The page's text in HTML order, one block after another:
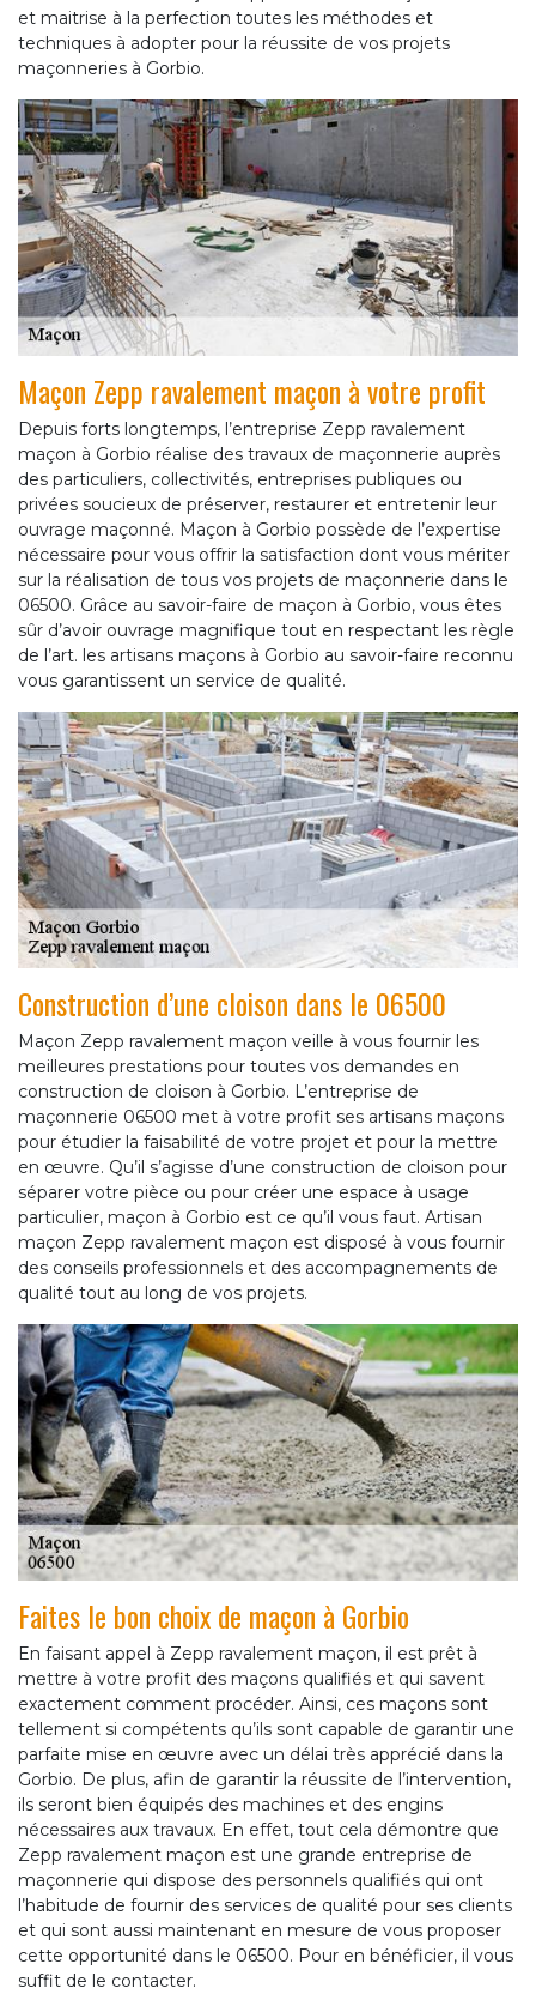
et maitrise à la perfection toutes les méthodes et
techniques à adopter pour la réussite de vos projets
maçonneries à Gorbio.
Maçon Zepp ravalement maçon à votre profit
Depuis forts longtemps, l’entreprise Zepp ravalement
maçon à Gorbio réalise des travaux de maçonnerie auprès
des particuliers, collectivités, entreprises publiques ou
privées soucieux de préserver, restaurer et entretenir leur
ouvrage maçonné. Maçon à Gorbio possède de l’expertise
nécessaire pour vous offrir la satisfaction dont vous mériter
sur la réalisation de tous vos projets de maçonnerie dans le
06500. Grâce au savoir-faire de maçon à Gorbio, vous êtes
sûr d’avoir ouvrage magnifique tout en respectant les règle
de l’art. les artisans maçons à Gorbio au savoir-faire reconnu
vous garantissent un service de qualité.
Construction d’une cloison dans le 06500
Maçon Zepp ravalement maçon veille à vous fournir les
meilleures prestations pour toutes vos demandes en
construction de cloison à Gorbio. L’entreprise de
maçonnerie 06500 met à votre profit ses artisans maçons
pour étudier la faisabilité de votre projet et pour la mettre
en œuvre. Qu’il s’agisse d’une construction de cloison pour
séparer votre pièce ou pour créer une espace à usage
particulier, maçon à Gorbio est ce qu’il vous faut. Artisan
maçon Zepp ravalement maçon est disposé à vous fournir
des conseils professionnels et des accompagnements de
qualité tout au long de vos projets.
Faites le bon choix de maçon à Gorbio
En faisant appel à Zepp ravalement maçon, il est prêt à
mettre à votre profit des maçons qualifiés et qui savent
exactement comment procéder. Ainsi, ces maçons sont
tellement si compétents qu’ils sont capable de garantir une
parfaite mise en œuvre avec un délai très apprécié dans la
Gorbio. De plus, afin de garantir la réussite de l’intervention,
ils seront bien équipés des machines et des engins
nécessaires aux travaux. En effet, tout cela démontre que
Zepp ravalement maçon est une grande entreprise de
maçonnerie qui dispose des personnels qualifiés qui ont
l’habitude de fournir des services de qualité pour ses clients
et qui sont aussi maintenant en mesure de vous proposer
cette opportunité dans le 06500. Pour en bénéficier, il vous
suffit de le contacter.